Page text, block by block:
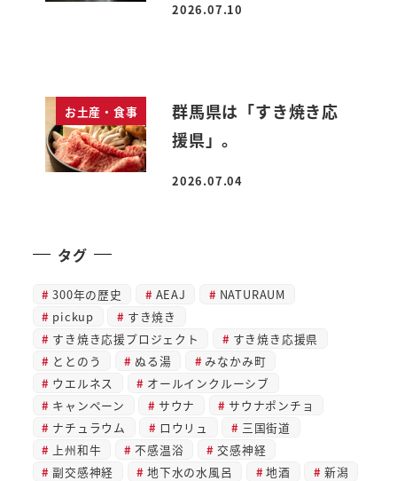
投稿日
2026.07.10
お土産・食事
群馬県は「すき焼き応
援県」。
投稿日
2026.07.04
タグ
300年の歴史 AEAJ
NATURAUM
pickup
すき焼き
すき焼き応援プロジェクト
すき焼き応援県
ととのう
ぬる湯
みなかみ町
ウエルネス
オールインクルーシブ
キャンペーン
サウナ
サウナポンチョ
ナチュラウム
ロウリュ
三国街道
上州和牛
不感温浴
交感神経
副交感神経
地下水の水風呂 地酒
新潟